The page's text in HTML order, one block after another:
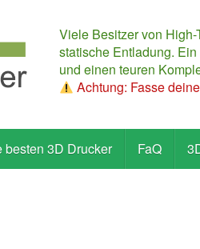
Viele Besitzer von
statische Entladung.
und einen teuren
Achtung: Fasse
besten 3D Drucker FaQ